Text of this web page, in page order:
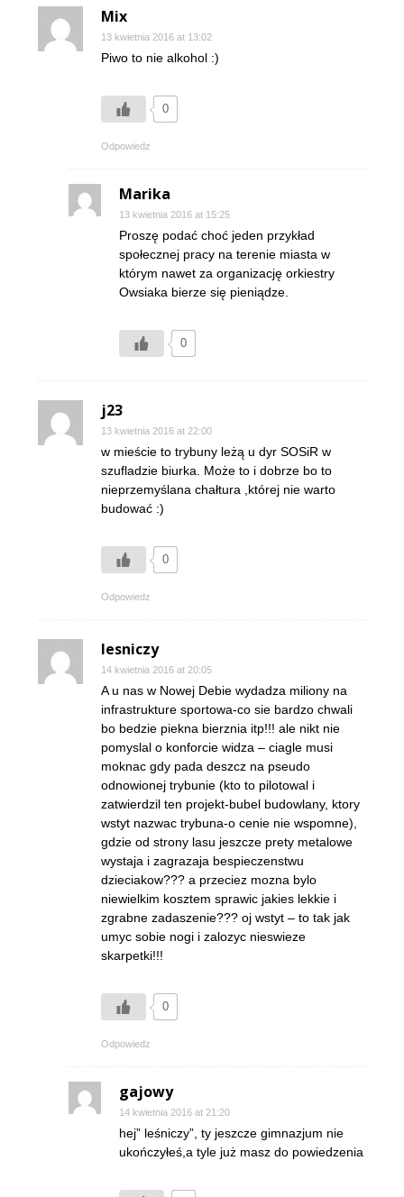
Mix
13 kwietnia 2016 at 13:02
Piwo to nie alkohol :)
0
Odpowiedz
Marika
13 kwietnia 2016 at 15:25
Proszę podać choć jeden przykład
społecznej pracy na terenie miasta w
którym nawet za organizację orkiestry
Owsiaka bierze się pieniądze.
0
j23
13 kwietnia 2016 at 22:00
w mieście to trybuny leżą u dyr SOSiR w
szufladzie biurka. Może to i dobrze bo to
nieprzemyślana chałtura ,której nie warto
budować :)
0
Odpowiedz
lesniczy
14 kwietnia 2016 at 20:05
A u nas w Nowej Debie wydadza miliony na
infrastrukture sportowa-co sie bardzo chwali
bo bedzie piekna bierznia itp!!! ale nikt nie
pomyslal o konforcie widza – ciagle musi
moknac gdy pada deszcz na pseudo
odnowionej trybunie (kto to pilotowal i
zatwierdzil ten projekt-bubel budowlany, ktory
wstyt nazwac trybuna-o cenie nie wspomne),
gdzie od strony lasu jeszcze prety metalowe
wystaja i zagrazaja bespieczenstwu
dzieciakow??? a przeciez mozna bylo
niewielkim kosztem sprawic jakies lekkie i
zgrabne zadaszenie??? oj wstyt – to tak jak
umyc sobie nogi i zalozyc nieswieze
skarpetki!!!
0
Odpowiedz
gajowy
14 kwietnia 2016 at 21:20
hej” leśniczy”, ty jeszcze gimnazjum nie
ukończyłeś,a tyle już masz do powiedzenia